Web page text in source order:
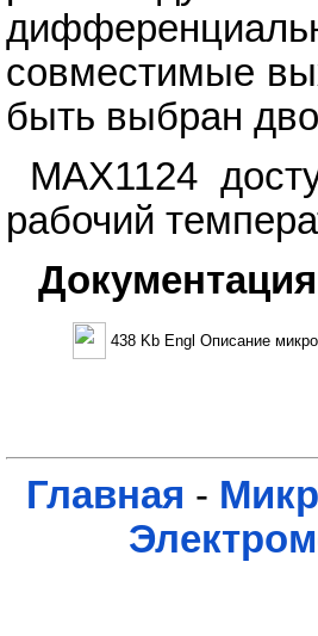
совместимые
быть выбран
MAX1124
рабочий
438 Kb Engl Описание
Главная -